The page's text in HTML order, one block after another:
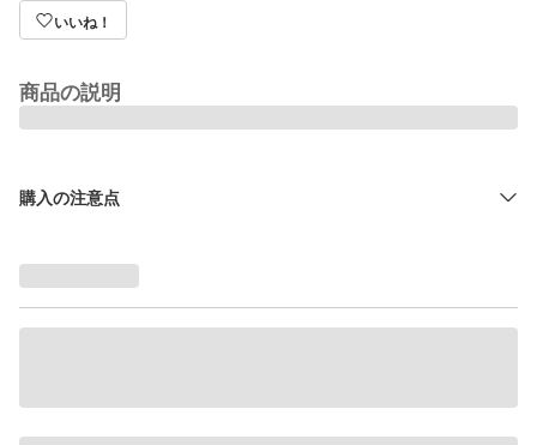
いいね！
商品の説明
購入の注意点